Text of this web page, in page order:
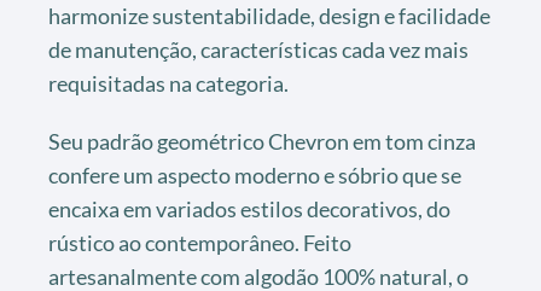
harmonize sustentabilidade, design e facilidade
de manutenção, características cada vez mais
requisitadas na categoria.
Seu padrão geométrico Chevron em tom cinza
confere um aspecto moderno e sóbrio que se
encaixa em variados estilos decorativos, do
rústico ao contemporâneo. Feito
artesanalmente com algodão 100% natural, o